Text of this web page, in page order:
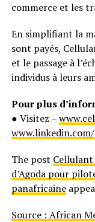
commerce et les
En simplifiant la
sont payés,
et le passage à
individus à leurs
Pour plus
● Visitez –
The post
d’Agoda pour
panafricaine
Source : African